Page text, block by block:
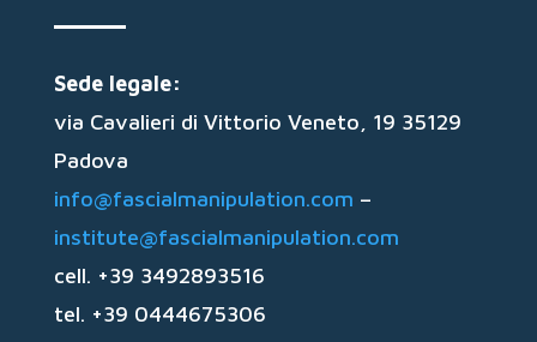
Sede legale:
via Cavalieri di Vittorio Veneto, 19 35129
Padova
info@fascialmanipulation.com –
institute@fascialmanipulation.com
cell. +39 3492893516
tel. +39 0444675306